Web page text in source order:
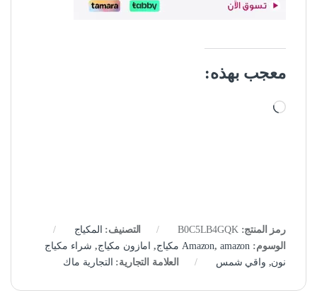
معجب بهذه:
جاري التحميل…
رمز المنتج:B0C5LB4GQK التصنيف: المكياج
الوسوم:
Amazon, amazon مكياج , امازون مكياج, شراء مكياج
نون, واقي شمس العلامة التجارية: التجارية ماك